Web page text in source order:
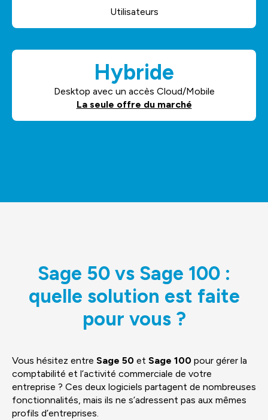
Utilisateurs
Hybride
Desktop avec un accès Cloud/Mobile
La seule offre du marché
Sage 50 vs Sage 100 :
quelle solution est faite
pour vous ?
Vous hésitez entre Sage 50 et Sage 100 pour gérer la
comptabilité et l’activité commerciale de votre
entreprise ? Ces deux logiciels partagent de nombreuses
fonctionnalités, mais ils ne s’adressent pas aux mêmes
profils d’entreprises.